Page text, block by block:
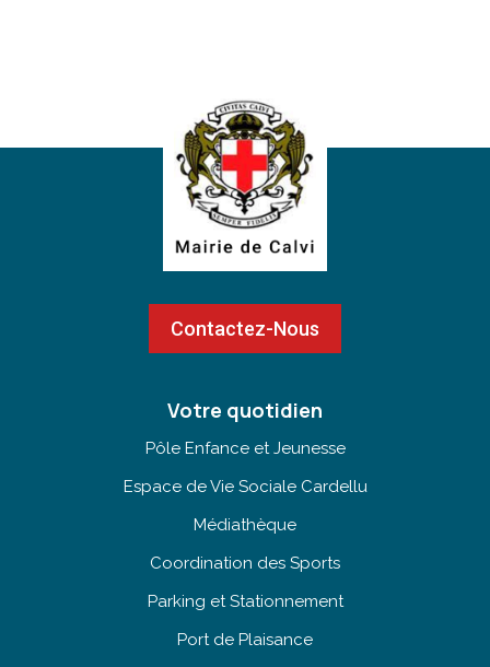
Contactez-Nous
Votre quotidien
Pôle Enfance et Jeunesse
Espace de Vie Sociale Cardellu
Médiathèque
Coordination des Sports
Parking et Stationnement
Port de Plaisance